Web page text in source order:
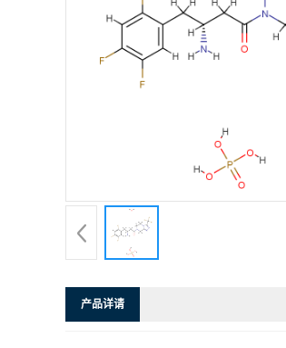
产品详请